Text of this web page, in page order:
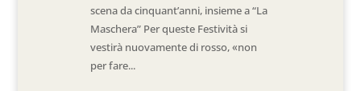
scena da cinquant’anni, insieme a “La
Maschera” Per queste Festività si
vestirà nuovamente di rosso, «non
per fare...